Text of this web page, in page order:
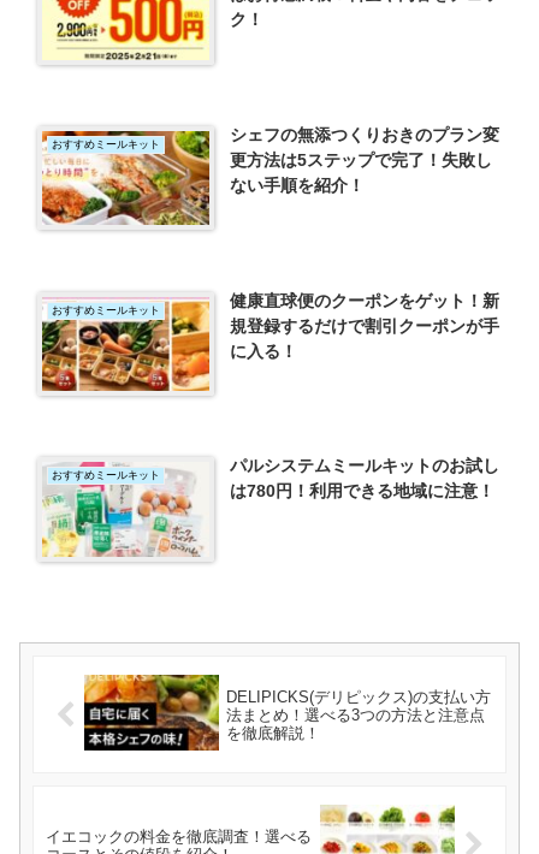
ク！
おすすめミールキット
シェフの無添つくりおきのプラン変
更方法は5ステップで完了！失敗し
ない手順を紹介！
おすすめミールキット
健康直球便のクーポンをゲット！新
規登録するだけで割引クーポンが手
に入る！
おすすめミールキット
パルシステムミールキットのお試し
は780円！利用できる地域に注意！
DELIPICKS(デリピックス)の支払い方
法まとめ！選べる3つの方法と注意点
を徹底解説！
イエコックの料金を徹底調査！選べる